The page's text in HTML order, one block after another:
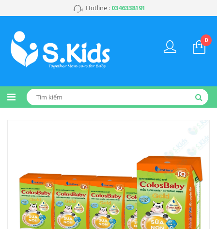
Hotline : 0346338191
0